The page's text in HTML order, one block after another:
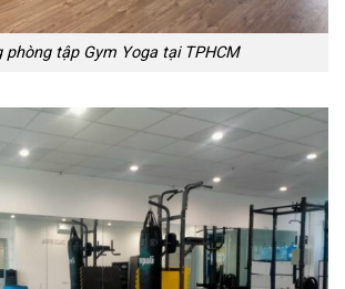
phòng tập Gym Yoga tại TPHCM